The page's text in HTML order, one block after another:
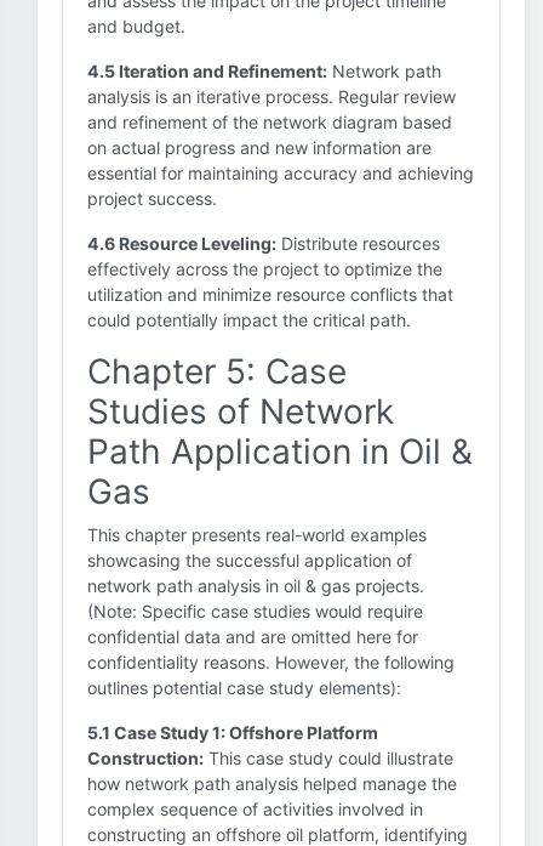
and budget.
4.5 Iteration and Refinement: Network path
analysis is an iterative process. Regular review
and refinement of the network diagram based
on actual progress and new information are
essential for maintaining accuracy and achieving
project success.
4.6 Resource Leveling: Distribute resources
effectively across the project to optimize the
utilization and minimize resource conflicts that
could potentially impact the critical path.
Chapter 5: Case
Studies of Network
Path Application in Oil &
Gas
This chapter presents real-world examples
showcasing the successful application of
network path analysis in oil & gas projects.
(Note: Specific case studies would require
confidential data and are omitted here for
confidentiality reasons. However, the following
outlines potential case study elements):
5.1 Case Study 1: Offshore Platform
Construction: This case study could illustrate
how network path analysis helped manage the
complex sequence of activities involved in
constructing an offshore oil platform, identifying